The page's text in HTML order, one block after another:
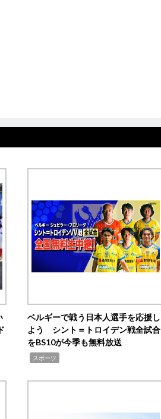
ベルギーで戦う日本人選手を応援し
よう シント＝トロイデン戦全試合
をBS10が今季も無料放送
スポーツ